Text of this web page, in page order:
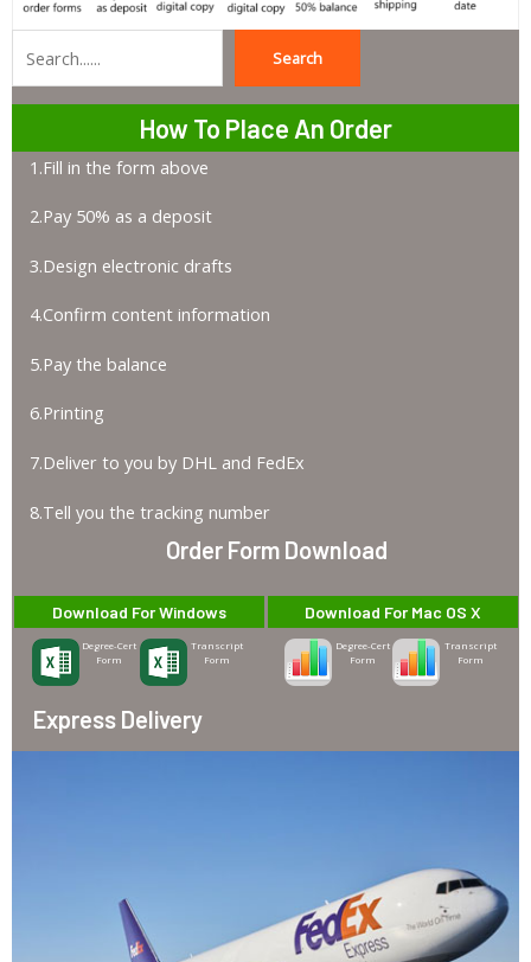
Search
How To Place An Order
1.Fill in the form above
2.Pay 50% as a deposit
3.Design electronic drafts
4.Confirm content information
5.Pay the balance
6.Printing
7.Deliver to you by DHL and FedEx
8.Tell you the tracking number
Order Form Download
Download For Windows
Degree-Cert
Form
Transcript
Form
Download For Mac OS X
Degree-Cert
Form
Transcript
Form
Express Delivery